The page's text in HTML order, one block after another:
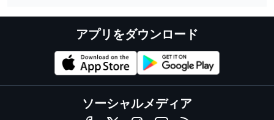
アプリをダウンロード
ソーシャルメディア